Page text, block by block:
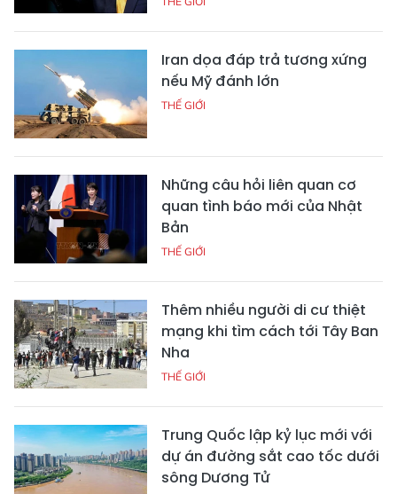
Iran dọa đáp trả tương xứng
nếu Mỹ đánh lớn
THẾ GIỚI
Những câu hỏi liên quan cơ
quan tình báo mới của Nhật
Bản
THẾ GIỚI
Thêm nhiều người di cư thiệt
mạng khi tìm cách tới Tây Ban
Nha
THẾ GIỚI
Trung Quốc lập kỷ lục mới với
dự án đường sắt cao tốc dưới
sông Dương Tử